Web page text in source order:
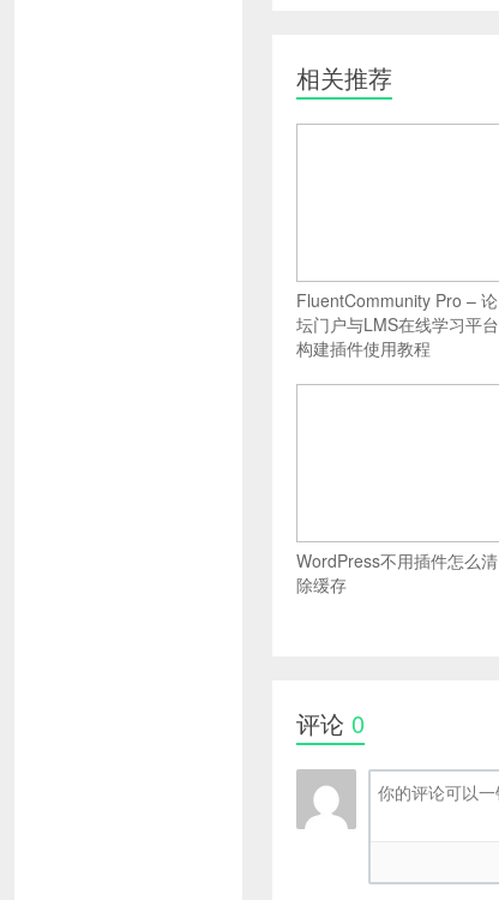
相关推荐
FluentCommunity Pro – 论
坛门户与LMS在线学习平台
构建插件使用教程
WordPress不用插件怎么清
除缓存
评论 0